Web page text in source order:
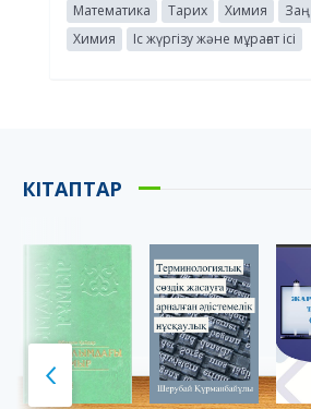
Математика Тарих Химия Заң
Химия
Іс жүргізу және мұрағат ісі
КІТАПТАР